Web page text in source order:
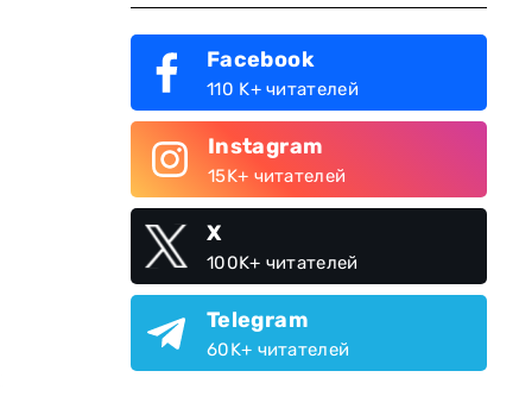
Facebook
110 K+ читателей
Instagram
15K+ читателей
X
100K+ читателей
Telegram
60K+ читателей